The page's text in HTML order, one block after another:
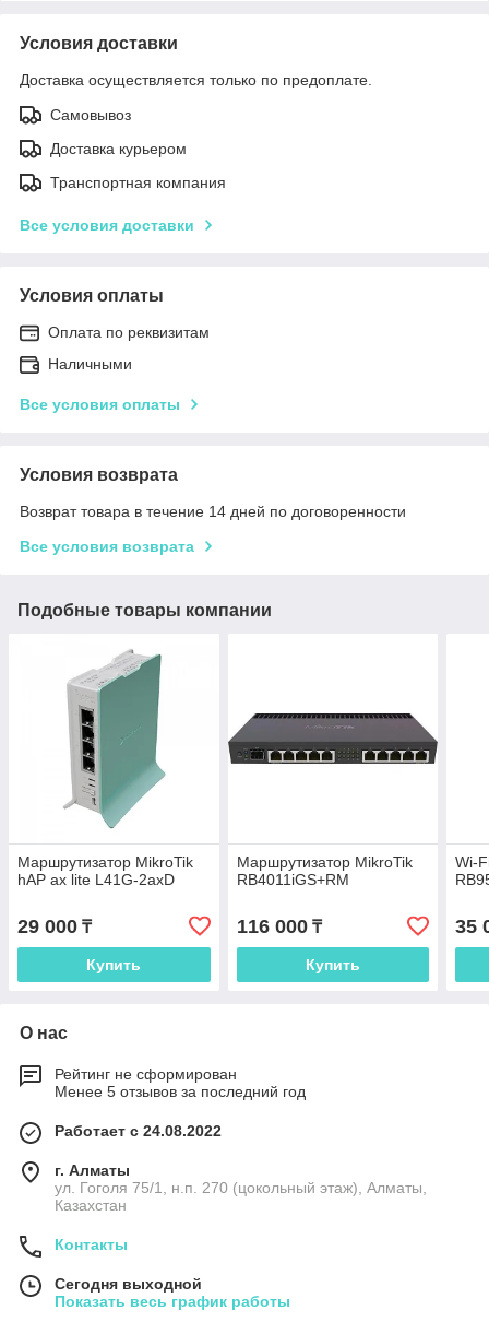
Условия доставки
Доставка осуществляется только по предоплате.
Самовывоз
Доставка курьером
Транспортная компания
Все условия доставки
Условия оплаты
Оплата по реквизитам
Наличными
Все условия оплаты
Условия возврата
Возврат товара в течение 14 дней по договоренности
Все условия возврата
Подобные товары компании
Маршрутизатор MikroTik
hAP ax lite L41G-2axD
29 000 ₸
Купить
Маршрутизатор MikroTik
RB4011iGS+RM
116 000₸
Купить
Wi-
35
О нас
Рейтинг не сформирован
Менее 5 отзывов за последний год
Работает с 24.08.2022
г. Алматы
ул. Гоголя 75/1, н.п. 270 (цокольный этаж), Алматы,
Казахстан
Контакты
Сегодня выходной
Показать весь график работы